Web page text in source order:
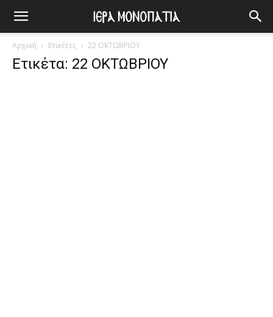
Αρχική Ετικέτες 22 ΟΚΤΩΒΡΙΟΥ
Ετικέτα: 22 ΟΚΤΩΒΡΙΟΥ